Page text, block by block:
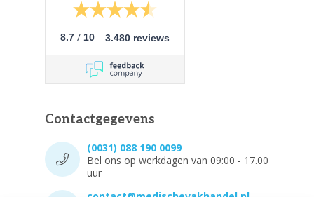
8.7 / 10 3.480 reviews
Contactgegevens
(0031) 088 190 0099
Bel ons op werkdagen van 09:00 - 17.00
uur